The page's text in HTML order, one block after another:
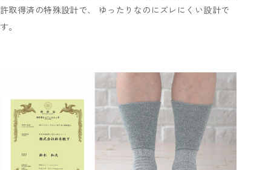
許取得済の特殊設計で、 ゆったりなのにズレにくい設計で
す。